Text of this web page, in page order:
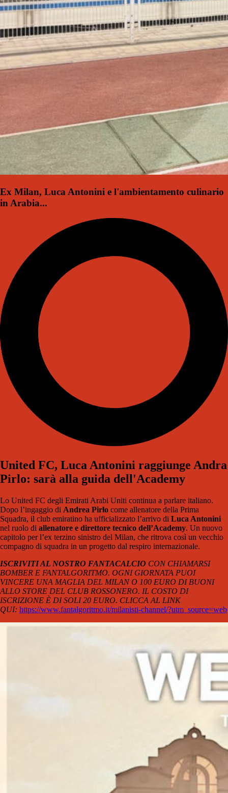
Ex Milan, Luca Antonini e l'ambientamento culinario
in Arabia...
United FC, Luca Antonini raggiunge Andra
Pirlo: sarà alla guida dell'Academy
Lo United FC degli Emirati Arabi Uniti continua a parlare italiano.
Dopo l’ingaggio di Andrea Pirlo come allenatore della Prima
Squadra, il club emiratino ha ufficializzato l’arrivo di Luca Antonini
nel ruolo di allenatore e direttore tecnico dell’Academy. Un nuovo
capitolo per l’ex terzino sinistro del Milan, che ritrova così un vecchio
compagno di squadra in un progetto dal respiro internazionale.
ISCRIVITI AL NOSTRO FANTACALCIO CON CHIAMARSI
BOMBER E FANTALGORITMO. OGNI GIORNATA PUOI
VINCERE UNA MAGLIA DEL MILAN O 100 EURO DI BUONI
ALLO STORE DEL CLUB ROSSONERO. IL COSTO DI
ISCRIZIONE È DI SOLI 20 EURO. CLICCA AL LINK
QUI: https://www.fantalgoritmo.it/milanisti-channel/?utm_source=web